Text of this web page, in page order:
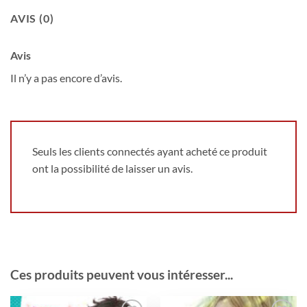
AVIS (0)
Avis
Il n’y a pas encore d’avis.
Seuls les clients connectés ayant acheté ce produit
ont la possibilité de laisser un avis.
Ces produits peuvent vous intéresser...